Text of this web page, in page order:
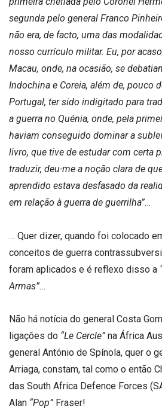
segunda pelo general Franco
não era, de facto, uma das
nosso currículo militar. Eu, por
Macau, onde, na ocasião, se
Indochina e Coreia, além de, pouco
Portugal, ter sido indigitado para
a guerra no Quénia, onde, pela
haviam conseguido dominar a
livro, que tive de estudar com certa
traduzir, deu-me a noção clara de
aprendido estava desfasado da
em relação à guerra de guerrilha”…
… Quer dizer, quando foi colocado
conceitos de guerra
foram aplicados e é reflexo disso a
Armas”…
Não há notícia do general Costa
ligações do “Le Cercle” na África
general António de Spínola, quer o
Arriaga, constam, tal como o então
das South Africa Defence Forces
Alan “Pop” Fraser!